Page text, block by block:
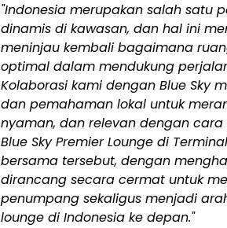
"Indonesia merupakan salah satu
dinamis di kawasan, dan hal ini
meninjau kembali bagaimana
optimal dalam mendukung
Kolaborasi kami dengan Blue Sky
dan pemahaman lokal untuk
nyaman, dan relevan dengan
Blue Sky Premier Lounge di
bersama tersebut, dengan
dirancang secara cermat untuk
penumpang sekaligus menjadi
lounge di Indonesia ke depan."